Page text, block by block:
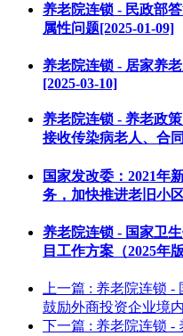
养老院连锁 - 民政部
属性问题[2025-01-09]
养老院连锁 - 居家养
[2025-03-10]
养老院连锁 - 养老政
接收传染病老人、合
国家发改委：2021年
务，加快推进老旧小
养老院连锁 - 国家卫
目工作方案（2025年
上一篇 : 养老院连锁 -
鼓励外商投资企业境
下一篇 : 养老院连锁 -